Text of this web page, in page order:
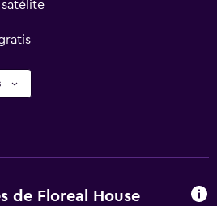
de Floreal House